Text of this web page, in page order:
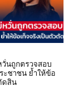
นถูกตรวจสอบ
ะชาชน ย้ำให้ข้อ
ดสิน